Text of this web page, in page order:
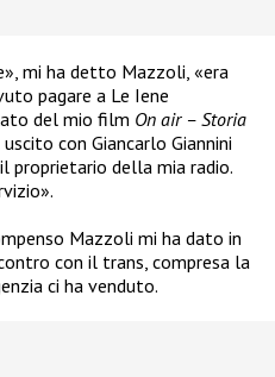
mi ha detto Mazzoli, «era
pagare a Le Iene
del mio film On air – Storia
uscito con Giancarlo Giannini
proprietario della mia radio.
Mazzoli mi ha dato in
con il trans, compresa la
ci ha venduto.